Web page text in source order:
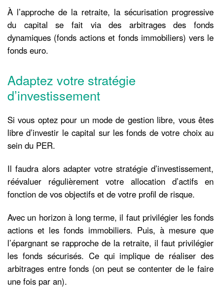
À l’approche de la retraite, la sécurisation progressive
du capital se fait via des arbitrages des fonds
dynamiques (fonds actions et fonds immobiliers) vers le
fonds euro.
Adaptez votre stratégie
d’investissement
Si vous optez pour un mode de gestion libre, vous êtes
libre d’investir le capital sur les fonds de votre choix au
sein du PER.
Il faudra alors adapter votre stratégie d’investissement,
réévaluer régulièrement votre allocation d’actifs en
fonction de vos objectifs et de votre profil de risque.
Avec un horizon à long terme, il faut privilégier les fonds
actions et les fonds immobiliers. Puis, à mesure que
l’épargnant se rapproche de la retraite, il faut privilégier
les fonds sécurisés. Ce qui implique de réaliser des
arbitrages entre fonds (on peut se contenter de le faire
une fois par an).